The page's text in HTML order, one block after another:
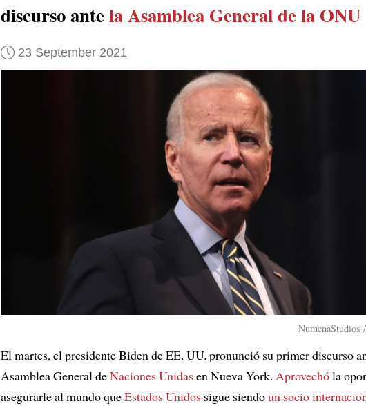
discurso antela Asamblea General de la ONU
23 September 2021
NumenaStudios
El martes, el presidente Biden de EE. UU. pronunció su primer discurso
Asamblea General deNaciones Unidasen Nueva York. Aprovechóla
asegurarle al mundo queEstados Unidos sigue siendoun socio